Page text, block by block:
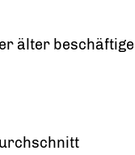
älter